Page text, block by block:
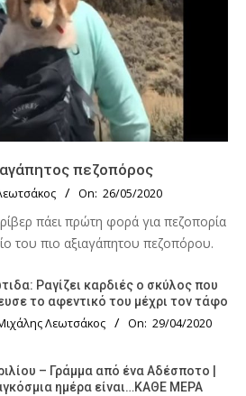
πεζοπόρος
On: 26/05/2020
πάει πρώτη φορά για πεζοπορία
του πιο αξιαγάπητου πεζοπόρου.
Ραγίζει καρδιές ο σκύλος που
το αφεντικό του μέχρι τον τάφο
Λεωτσάκος On: 29/04/2020
– Γράμμα από ένα Αδέσποτο |
ημέρα είναι…ΚΑΘΕ ΜΕΡΑ